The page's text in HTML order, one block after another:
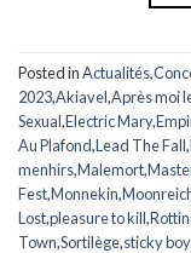
Posted inActualités,
2023,Akiavel,Après moi
Sexual,Electric Mary,
Au Plafond,Lead The Fall,
menhirs,Malemort,
Fest,Monnekin,
Lost,pleasure to kill,
Town,Sortilège,sticky